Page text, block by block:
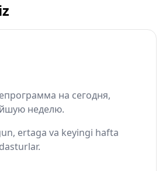
на сегодня,
неделю.
ertaga va keyingi hafta